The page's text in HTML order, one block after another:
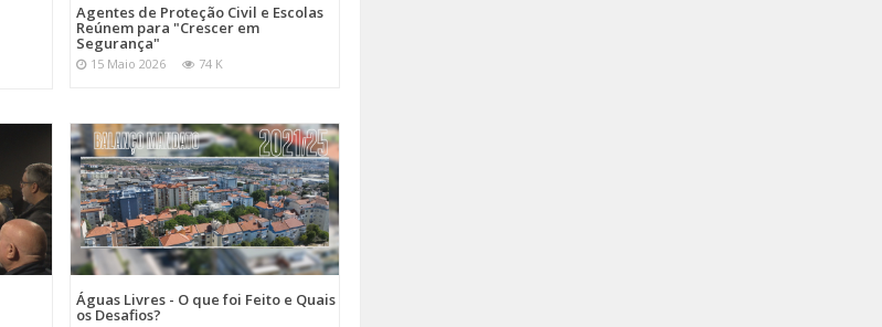
Agentes de Proteção Civil e Escolas
Reúnem para "Crescer em
Segurança"
15 Maio 2026 74 K
Águas Livres - O que foi Feito e Quais
os Desafios?